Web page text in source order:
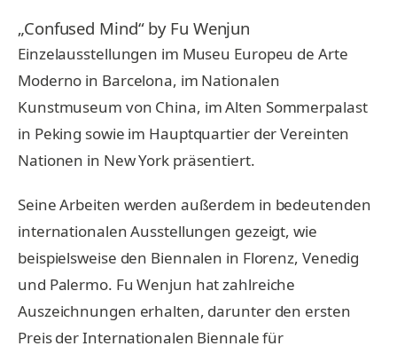
„Confused Mind“ by Fu Wenjun
Einzelausstellungen im Museu Europeu de Arte
Moderno in Barcelona, im Nationalen
Kunstmuseum von China, im Alten Sommerpalast
in Peking sowie im Hauptquartier der Vereinten
Nationen in New York präsentiert.
Seine Arbeiten werden außerdem in bedeutenden
internationalen Ausstellungen gezeigt, wie
beispielsweise den Biennalen in Florenz, Venedig
und Palermo. Fu Wenjun hat zahlreiche
Auszeichnungen erhalten, darunter den ersten
Preis der Internationalen Biennale für